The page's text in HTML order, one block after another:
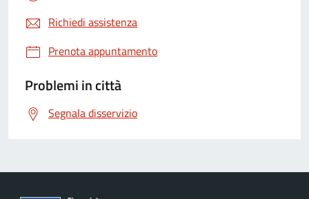
Richiedi assistenza
Prenota appuntamento
Problemi in città
Segnala disservizio